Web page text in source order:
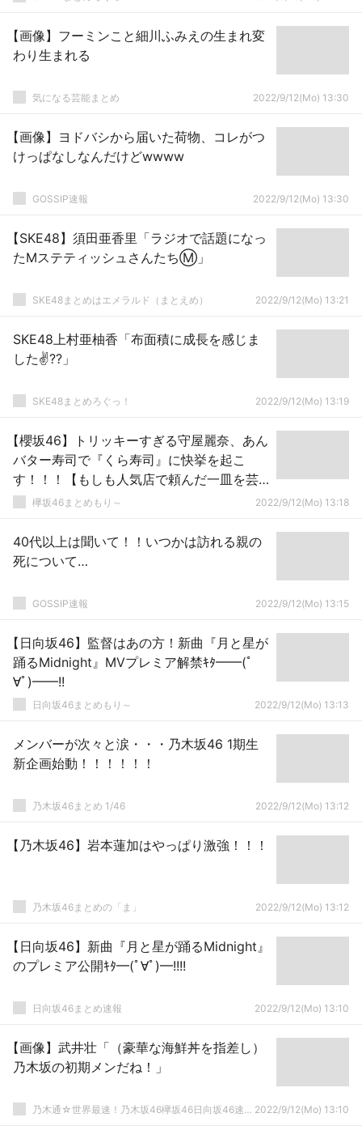
【画像】フーミンこと細川ふみえの生まれ変
わり生まれる
気になる芸能まとめ 2022/9/12(Mo) 13:30
【画像】ヨドバシから届いた荷物、コレがつ
けっぱなしなんだけどwwww
GOSSIP速報 2022/9/12(Mo) 13:30
【SKE48】須田亜香里「ラジオで話題になっ
たMステティッシュさんたちⓂ」
SKE48まとめはエメラルド（まとえめ） 2022/9/12(Mo) 13:21
SKE48上村亜柚香「布面積に成長を感じま
した✌??」
SKE48まとめろぐっ！ 2022/9/12(Mo) 13:19
【櫻坂46】トリッキーすぎる守屋麗奈、あん
バター寿司で『くら寿司』に快挙を起こ
す！！！【もしも人気店で頼んだ一皿を芸
能人が作ってたら…】
欅坂46まとめもり～ 2022/9/12(Mo) 13:18
40代以上は聞いて！！いつかは訪れる親の
死について…
GOSSIP速報 2022/9/12(Mo) 13:15
【日向坂46】監督はあの方！新曲『月と星が
踊るMidnight』MVプレミア解禁ｷﾀ━━(ﾟ
∀ﾟ)━━!!
日向坂46まとめもり～ 2022/9/12(Mo) 13:13
メンバーが次々と涙・・・乃木坂46 1期生
新企画始動！！！！！！
乃木坂46まとめ 1/46 2022/9/12(Mo) 13:12
【乃木坂46】岩本蓮加はやっぱり激強！！！
乃木坂46まとめの「ま」 2022/9/12(Mo) 13:12
【日向坂46】新曲『月と星が踊るMidnight』
のプレミア公開ｷﾀ━(ﾟ∀ﾟ)━!!!!
日向坂46まとめ速報 2022/9/12(Mo) 13:10
【画像】武井壮「（豪華な海鮮丼を指差し）
乃木坂の初期メンだね！」
乃木通☆世界最速！乃木坂46欅坂46日向坂46速報まとめ 2022/9/12(Mo) 13:10